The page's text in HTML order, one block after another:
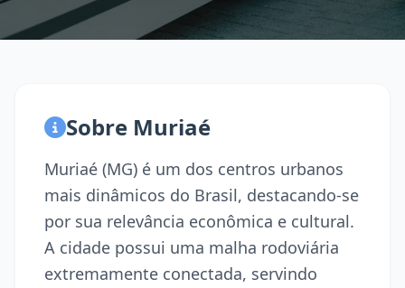
Sobre Muriaé
Muriaé (MG) é um dos centros urbanos
mais dinâmicos do Brasil, destacando-se
por sua relevância econômica e cultural.
A cidade possui uma malha rodoviária
extremamente conectada, servindo